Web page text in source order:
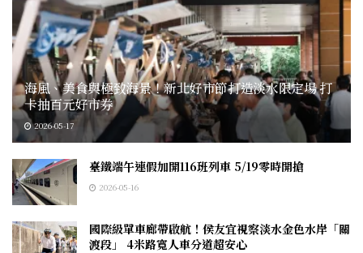
海風、美食與極致海景！新北好市節打造淡水限定場 打
卡抽百元好市券
2026-05-17
臺鐵端午連假加開116班列車 5/19零時開搶
2026-05-16
國際級單車廊帶啟航！侯友宜視察淡水金色水岸「關
渡段」 4米路寬人車分道超安心